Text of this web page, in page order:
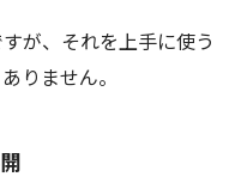
が、それを上手に使う
りません。